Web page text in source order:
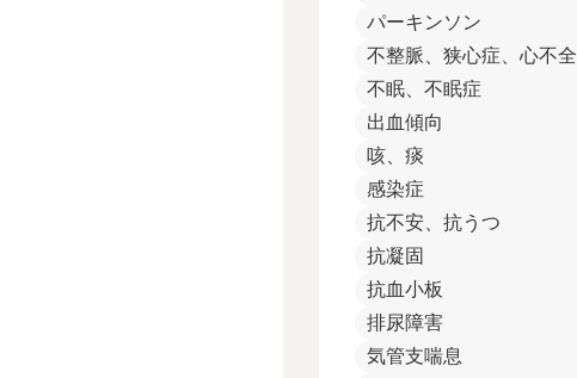
パーキンソン
不整脈、狭心症、心不全
不眠、不眠症
出血傾向
咳、痰
感染症
抗不安、抗うつ
抗凝固
抗血小板
排尿障害
気管支喘息